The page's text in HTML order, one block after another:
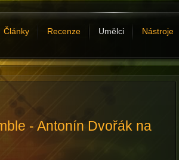
Články Recenze Umělci Nástroje
- Antonín Dvořák na